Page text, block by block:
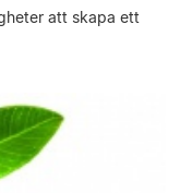
att skapa ett